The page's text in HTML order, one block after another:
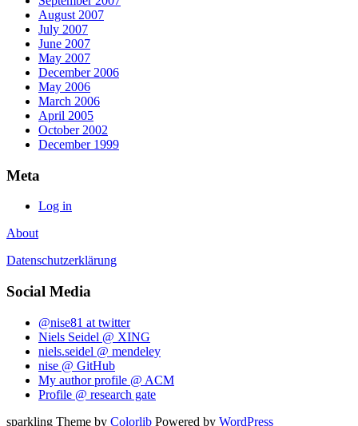
August 2007
July 2007
June 2007
May 2007
December 2006
May 2006
March 2006
April 2005
October 2002
December 1999
Meta
Log in
About
Datenschutzerklärung
Social Media
@nise81 at twitter
Niels Seidel @ XING
niels.seidel @ mendeley
nise @ GitHub
My author profile @ ACM
Profile @ research gate
sparkling Theme by Colorlib Powered by WordPress